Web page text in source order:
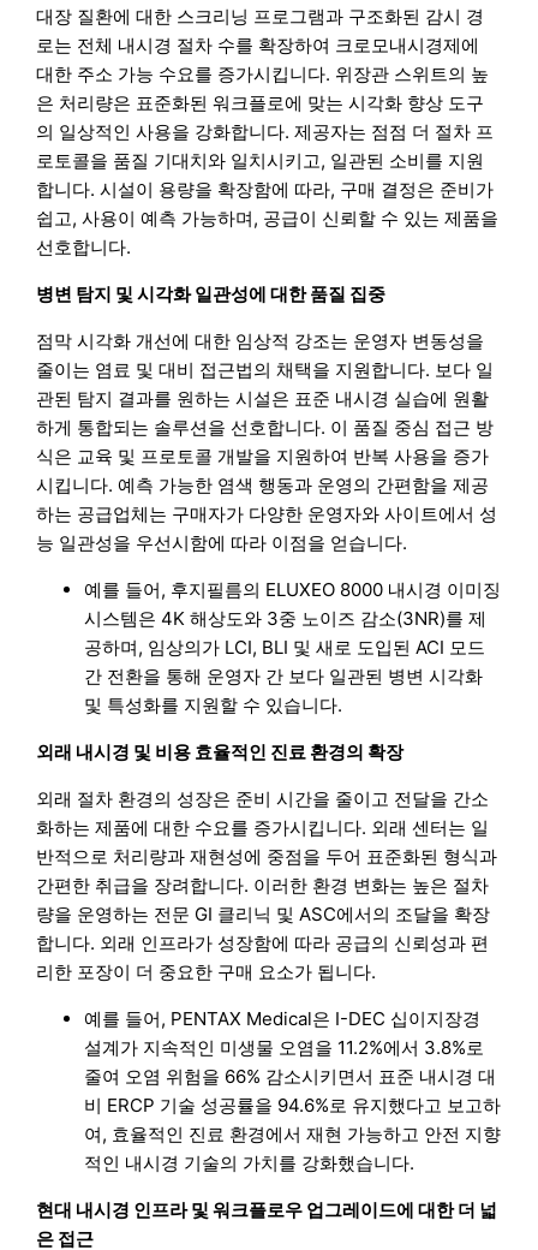
대장 질환에 대한 스크리닝 프로그램과 구조화된 감시 경
로는 전체 내시경 절차 수를 확장하여 크로모내시경제에
대한 주소 가능 수요를 증가시킵니다. 위장관 스위트의 높
은 처리량은 표준화된 워크플로에 맞는 시각화 향상 도구
의 일상적인 사용을 강화합니다. 제공자는 점점 더 절차 프
로토콜을 품질 기대치와 일치시키고, 일관된 소비를 지원
합니다. 시설이 용량을 확장함에 따라, 구매 결정은 준비가
쉽고, 사용이 예측 가능하며, 공급이 신뢰할 수 있는 제품을
선호합니다.
병변 탐지 및 시각화 일관성에 대한 품질 집중
점막 시각화 개선에 대한 임상적 강조는 운영자 변동성을
줄이는 염료 및 대비 접근법의 채택을 지원합니다. 보다 일
관된 탐지 결과를 원하는 시설은 표준 내시경 실습에 원활
하게 통합되는 솔루션을 선호합니다. 이 품질 중심 접근 방
식은 교육 및 프로토콜 개발을 지원하여 반복 사용을 증가
시킵니다. 예측 가능한 염색 행동과 운영의 간편함을 제공
하는 공급업체는 구매자가 다양한 운영자와 사이트에서 성
능 일관성을 우선시함에 따라 이점을 얻습니다.
예를 들어, 후지필름의 ELUXEO 8000 내시경 이미징
시스템은 4K 해상도와 3중 노이즈 감소(3NR)를 제
공하며, 임상의가 LCI, BLI 및 새로 도입된 ACI 모드
간 전환을 통해 운영자 간 보다 일관된 병변 시각화
및 특성화를 지원할 수 있습니다.
외래 내시경 및 비용 효율적인 진료 환경의 확장
외래 절차 환경의 성장은 준비 시간을 줄이고 전달을 간소
화하는 제품에 대한 수요를 증가시킵니다. 외래 센터는 일
반적으로 처리량과 재현성에 중점을 두어 표준화된 형식과
간편한 취급을 장려합니다. 이러한 환경 변화는 높은 절차
량을 운영하는 전문 GI 클리닉 및 ASC에서의 조달을 확장
합니다. 외래 인프라가 성장함에 따라 공급의 신뢰성과 편
리한 포장이 더 중요한 구매 요소가 됩니다.
예를 들어, PENTAX Medical은 I-DEC 십이지장경
설계가 지속적인 미생물 오염을 11.2%에서 3.8%로
줄여 오염 위험을 66% 감소시키면서 표준 내시경 대
비 ERCP 기술 성공률을 94.6%로 유지했다고 보고하
여, 효율적인 진료 환경에서 재현 가능하고 안전 지향
적인 내시경 기술의 가치를 강화했습니다.
현대 내시경 인프라 및 워크플로우 업그레이드에 대한 더 넓
은 접근